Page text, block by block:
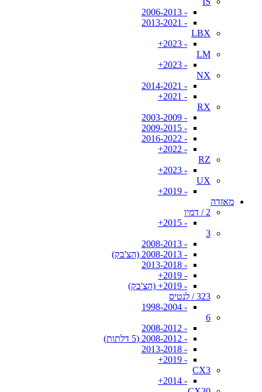
- 2006-2013
- 2013-2021
LBX
- 2023+
LM
- 2023+
NX
- 2014-2021
- 2021+
RX
- 2003-2009
- 2009-2015
- 2016-2022
- 2022+
RZ
- 2023+
UX
- 2019+
מאזדה
2 / דמיו
- 2015+
3
- 2008-2013
- 2008-2013 (הצ'בק)
- 2013-2018
- 2019+
- 2019+ (הצ'בק)
323 / לנטיס
- 1998-2004
6
- 2008-2012
- 2008-2012 (5 דלתות)
- 2013-2018
- 2019+
CX3
- 2014+